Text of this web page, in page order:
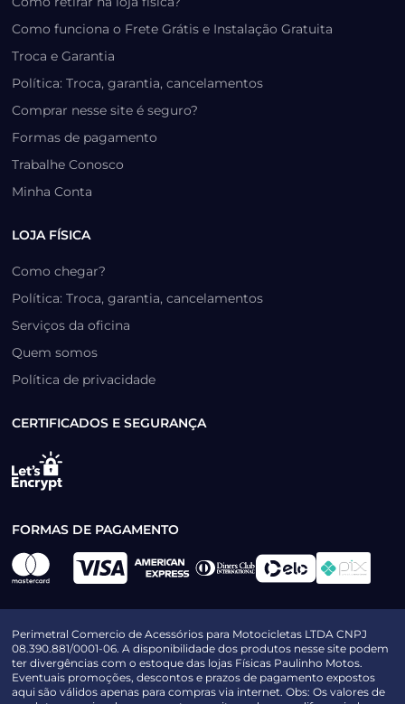
Como funciona o Frete Grátis e Instalação Gratuita
Troca e Garantia
Política: Troca, garantia, cancelamentos
Comprar nesse site é seguro?
Formas de pagamento
Trabalhe Conosco
Minha Conta
LOJA FÍSICA
Como chegar?
Política: Troca, garantia, cancelamentos
Serviços da oficina
Quem somos
Política de privacidade
CERTIFICADOS E SEGURANÇA
FORMAS DE PAGAMENTO
Perimetral Comercio de Acessórios para Motocicletas LTDA CNPJ
08.390.881/0001-06. A disponibilidade dos produtos nesse site podem
ter divergências com o estoque das lojas Físicas Paulinho Motos.
Eventuais promoções, descontos e prazos de pagamento expostos
aqui são válidos apenas para compras via internet. Obs: Os valores de